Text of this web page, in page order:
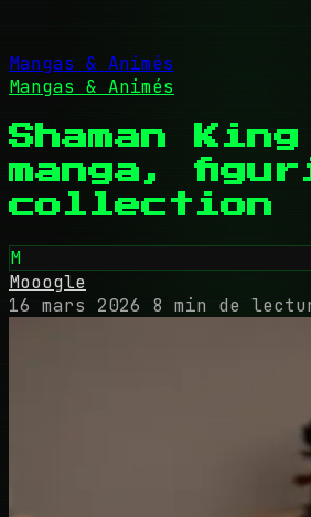
Mangas & Animés
Mangas & Animés
Shaman
manga,
collection
M
Mooogle
16 mars 2026
8 min de